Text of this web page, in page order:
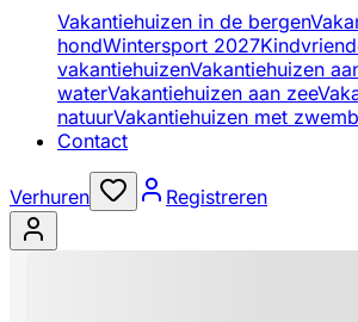
Vakantiehuizen in de bergen
hondWintersport 2027
vakantiehuizenVakantiehuizen
waterVakantiehuizen aan zee
natuurVakantiehuizen met
Contact
Verhuren Registreren